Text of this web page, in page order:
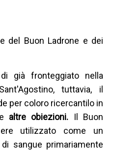
del Buon Ladrone e dei
già fronteggiato nella
tuttavia, il
per coloro ricercantilo in
altre obiezioni.
Il Buon
utilizzato come un
sangue primariamente